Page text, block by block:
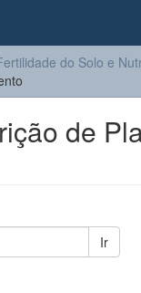
do Solo e
de
Ir